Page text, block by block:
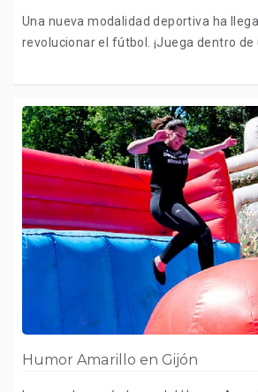
Una nueva modalidad deportiva ha
revolucionar el fútbol. ¡Juega dentro de
Humor Amarillo en Gijón